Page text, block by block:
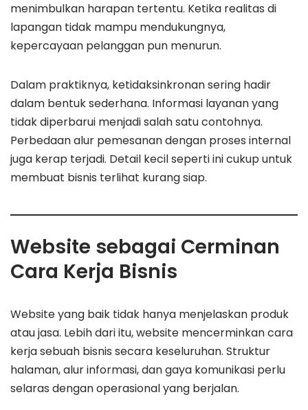
menimbulkan harapan tertentu. Ketika realitas di
lapangan tidak mampu mendukungnya,
kepercayaan pelanggan pun menurun.
Dalam praktiknya, ketidaksinkronan sering hadir
dalam bentuk sederhana. Informasi layanan yang
tidak diperbarui menjadi salah satu contohnya.
Perbedaan alur pemesanan dengan proses internal
juga kerap terjadi. Detail kecil seperti ini cukup untuk
membuat bisnis terlihat kurang siap.
Website sebagai Cerminan
Cara Kerja Bisnis
Website yang baik tidak hanya menjelaskan produk
atau jasa. Lebih dari itu, website mencerminkan cara
kerja sebuah bisnis secara keseluruhan. Struktur
halaman, alur informasi, dan gaya komunikasi perlu
selaras dengan operasional yang berjalan.